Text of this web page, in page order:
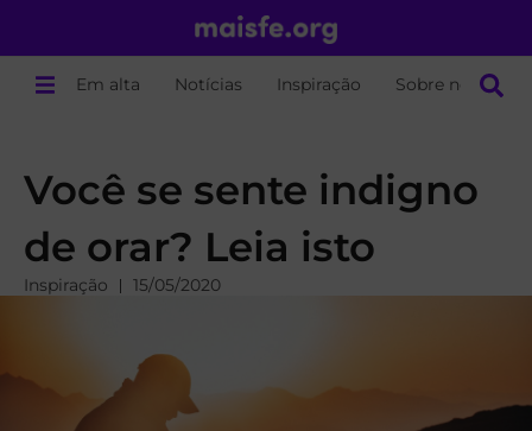
Em alta Notícias Inspiração Sobre nós
Você se sente indigno
de orar? Leia isto
Inspiração 15/05/2020